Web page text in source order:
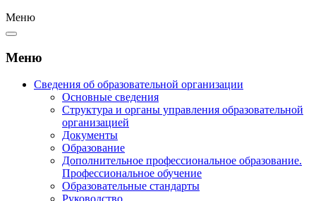
Меню
Меню
Сведения об образовательной организации
Основные сведения
Структура и органы управления образовательной
организацией
Документы
Образование
Дополнительное профессиональное образование.
Профессиональное обучение
Образовательные стандарты